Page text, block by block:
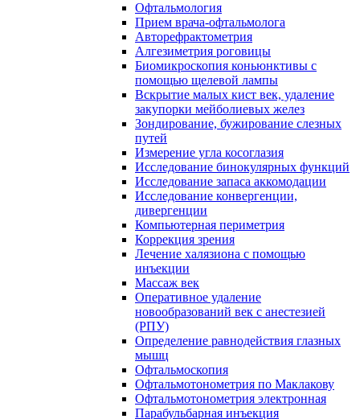
Офтальмология
Прием врача-офтальмолога
Авторефрактометрия
Алгезиметрия роговицы
Биомикроскопия коньюнктивы с
помощью щелевой лампы
Вскрытие малых кист век, удаление
закупорки мейболиевых желез
Зондирование, бужирование слезных
путей
Измерение угла косоглазия
Исследование бинокулярных функций
Исследование запаса аккомодации
Исследование конвергенции,
дивергенции
Компьютерная периметрия
Коррекция зрения
Лечение халязиона с помощью
инъекции
Массаж век
Оперативное удаление
новообразований век с анестезией
(РПУ)
Определение равнодействия глазных
мышц
Офтальмоскопия
Офтальмотонометрия по Маклакову
Офтальмотонометрия электронная
Парабульбарная инъекция